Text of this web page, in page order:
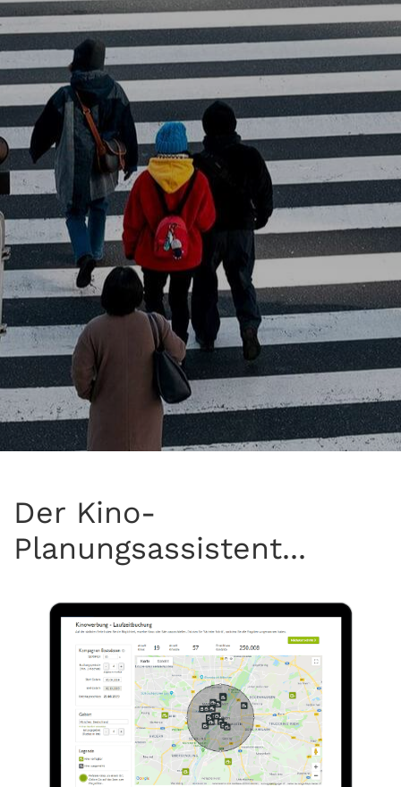
Der Kino-
Planungsassistent...